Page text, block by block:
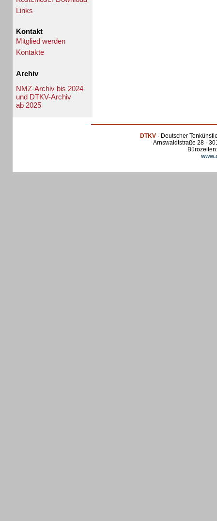
Links
Kontakt
Mitglied werden
Kontakte
Archiv
NMZ-Archiv bis 2024
und DTKV-Archiv
ab 2025
DTKV· Deutscher
Arnswaldtstraße 28 ·